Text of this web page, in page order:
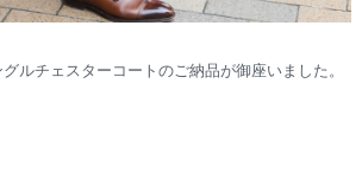
ルチェスターコートのご納品が御座いました。